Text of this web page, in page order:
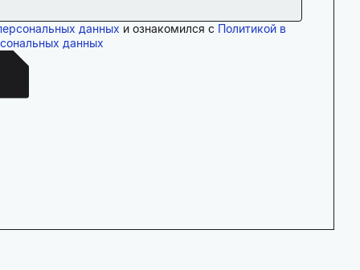
данных и ознакомился с Политикой в
данных